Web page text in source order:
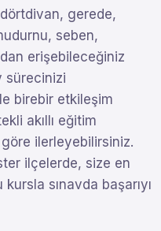
gerede,
seben,
erişebileceğiniz
sürecinizi
birebir etkileşim
akıllı eğitim
göre ilerleyebilirsiniz.
ilçelerde, size en
sınavda başarıyı